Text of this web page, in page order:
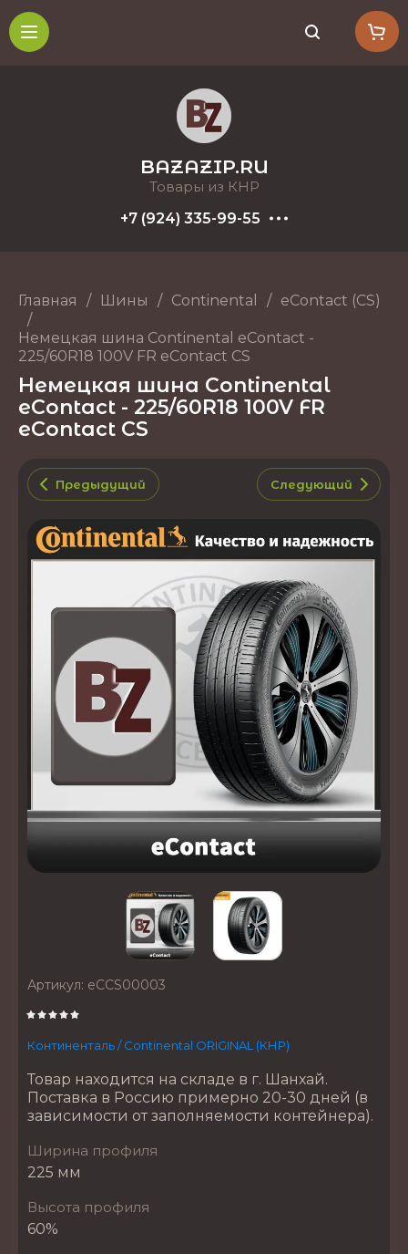
BAZAZIP.RU
Товары из КНР
+7 (924) 335-99-55
Главная / Шины / Continental / eContact (CS)
/
Немецкая шина Continental eContact -
225/60R18 100V FR eContact CS
Немецкая шина Continental
eContact - 225/60R18 100V FR
eContact CS
Предыдущий Следующий
Артикул: eCCS00003
Континенталь / Continental ORIGINAL (КНР)
Товар находится на складе в г. Шанхай.
Поставка в Россию примерно 20-30 дней (в
зависимости от заполняемости контейнера).
Ширина профиля
225 мм
Высота профиля
60%